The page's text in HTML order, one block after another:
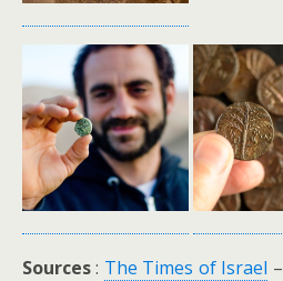
Sources: The Times of Israel –